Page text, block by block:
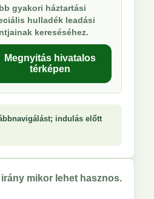
gyakori háztartási
hulladék leadási
kereséséhez.
Megnyitás hivatalos
térképen
indulás előtt
mikor lehet hasznos.